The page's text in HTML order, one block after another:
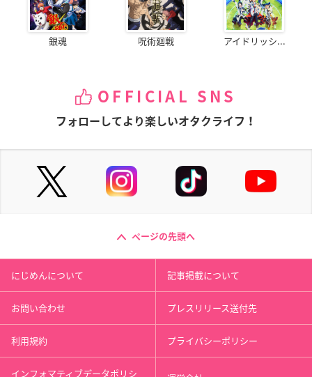
銀魂 呪術廻戦 アイドリッシ...
OFFICIAL SNS
フォローしてより楽しいオタクライフ！
ページの先頭へ
にじめんについて 記事掲載について
お問い合わせ プレスリリース送付先
利用規約 プライバシーポリシー
インフォマティブデータポリシ